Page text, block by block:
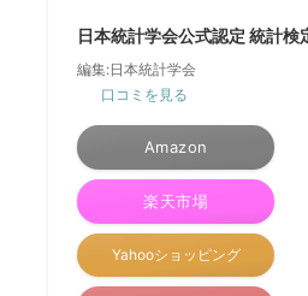
日本統計学会公式認定 統計検
編集:日本統計学会
口コミを見る
Amazon
楽天市場
Yahooショッピング